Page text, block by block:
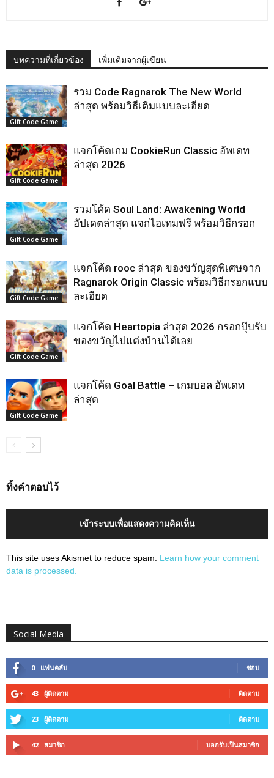
บทความที่เกี่ยวข้อง เพิ่มเติมจากผู้เขียน
Gift Code Game
รวม Code Ragnarok The New World
ล่าสุด พร้อมวิธีเติมแบบละเอียด
Gift Code Game
แจกโค้ดเกม CookieRun Classic อัพเดท
ล่าสุด 2026
Gift Code Game
รวมโค้ด Soul Land: Awakening World
อัปเดตล่าสุด แจกไอเทมฟรี พร้อมวิธีกรอก
Gift Code Game
แจกโค้ด rooc ล่าสุด ของขวัญสุดพิเศษจาก
Ragnarok Origin Classic พร้อมวิธีกรอกแบบ
ละเอียด
Gift Code Game
แจกโค้ด Heartopia ล่าสุด 2026 กรอกปุ๊บรับ
ของขวัญไปแต่งบ้านได้เลย
Gift Code Game
แจกโค้ด Goal Battle – เกมบอล อัพเดท
ล่าสุด
ทิ้งคำตอบไว้
เข้าระบบเพื่อแสดงความคิดเห็น
This site uses Akismet to reduce spam. Learn how your comment
data is processed.
Social Media
0 แฟนคลับ ชอบ
43 ผู้ติดตาม ติดตาม
23 ผู้ติดตาม ติดตาม
42 สมาชิก บอกรับเป็นสมาชิก